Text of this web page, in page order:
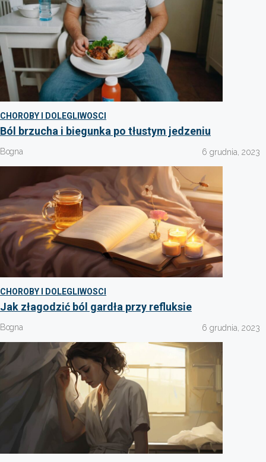
CHOROBY I DOLEGLIWOSCI
Ból brzucha i biegunka po tłustym jedzeniu
Bogna 6 grudnia, 2023
CHOROBY I DOLEGLIWOSCI
Jak złagodzić ból gardła przy refluksie
Bogna 6 grudnia, 2023